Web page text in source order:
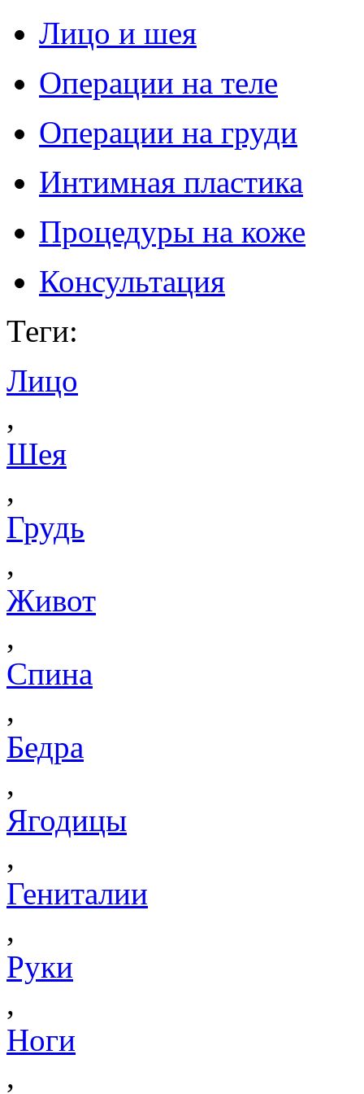
Лицо и шея
Операции на теле
Операции на груди
Интимная пластика
Процедуры на коже
Консультация
Теги:
Лицо
,
Шея
,
Грудь
,
Живот
,
Спина
,
Бедра
,
Ягодицы
,
Гениталии
,
Руки
,
Ноги
,